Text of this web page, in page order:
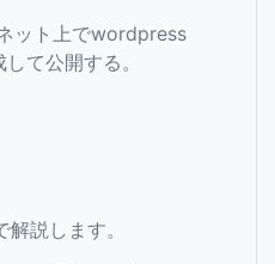
ット上でwordpress
て公開する。
説します。